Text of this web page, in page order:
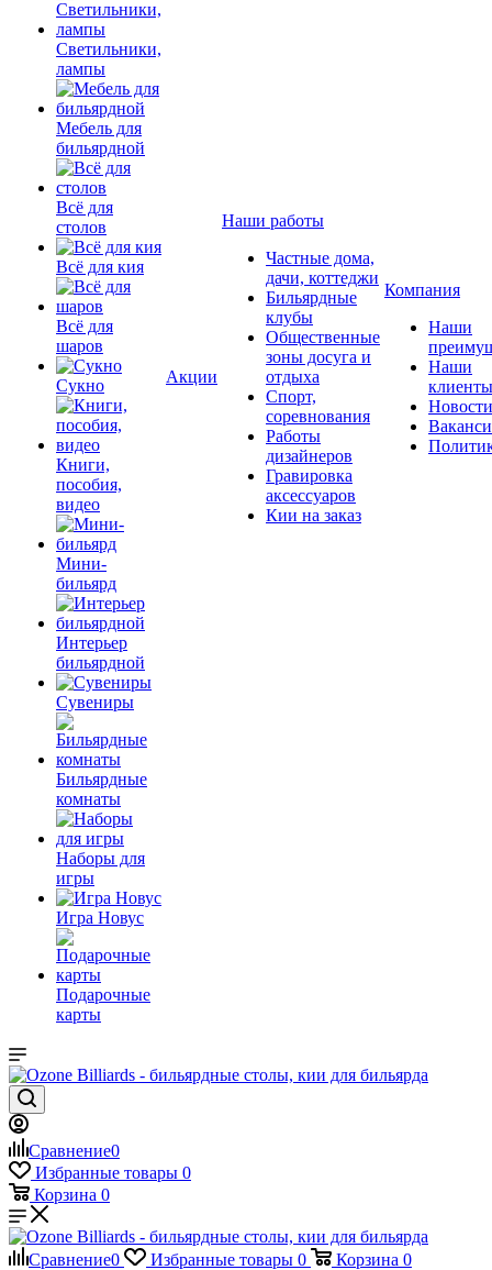
Светильники,
лампы
Мебель для
бильярдной
Всё для
столов
Всё для кия
Всё для
шаров
Сукно
Книги,
пособия,
видео
Мини-
бильярд
Интерьер
бильярдной
Сувениры
Бильярдные
комнаты
Наборы для
игры
Игра Новус
Подарочные
карты
Акции
Наши работы
Частные дома,
дачи, коттеджи
Бильярдные
клубы
Общественные
зоны досуга и
отдыха
Спорт,
соревнования
Работы
дизайнеров
Гравировка
аксессуаров
Кии на заказ
Компания
Наши
Наши
клиенты
Новости
Сравнение0
Избранные товары 0
Корзина 0
Сравнение0 Избранные товары 0 Корзина 0